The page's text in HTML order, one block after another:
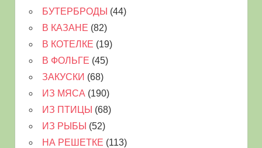
БУТЕРБРОДЫ (44)
В КАЗАНЕ (82)
В КОТЕЛКЕ (19)
В ФОЛЬГЕ (45)
ЗАКУСКИ (68)
ИЗ МЯСА (190)
ИЗ ПТИЦЫ (68)
ИЗ РЫБЫ (52)
НА РЕШЕТКЕ (113)